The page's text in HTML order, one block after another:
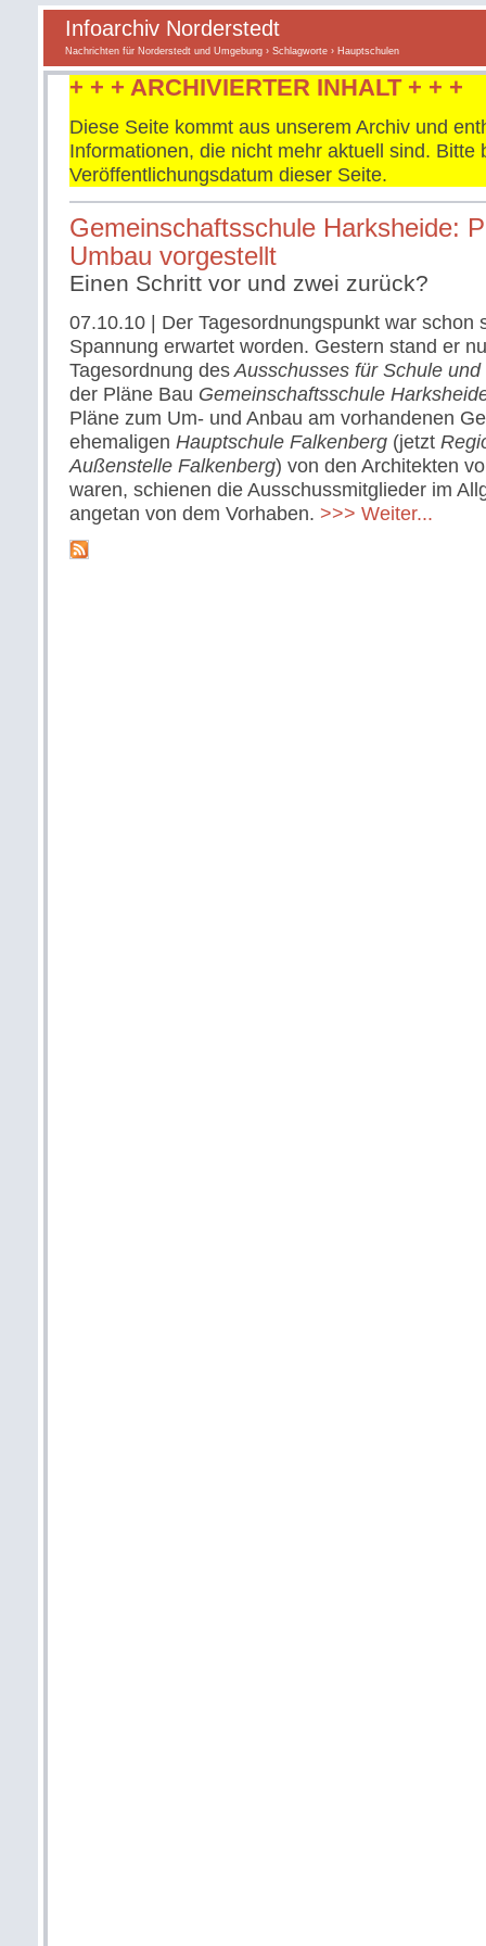
Infoarchiv Norderstedt
Nachrichten für Norderstedt und Umgebung › Schlagworte › Hauptschulen
+ + + ARCHIVIERTER INHALT + + +
Diese Seite kommt aus unserem Archiv und
Informationen, die nicht mehr aktuell sind. Bitte
Veröffentlichungsdatum dieser Seite.
Gemeinschaftsschule Harksheide:
Umbau vorgestellt
Einen Schritt vor und zwei zurück?
07.10.10 | Der Tagesordnungspunkt war schon
Spannung erwartet worden. Gestern stand er
Tagesordnung desAusschusses für Schule und
der Pläne Bau Gemeinschaftsschule
Pläne zum Um- und Anbau am vorhandenen
ehemaligen Hauptschule Falkenberg (jetzt
Außenstelle Falkenberg) von den Architekten
waren, schienen die Ausschussmitglieder im
angetan von dem Vorhaben. >>> Weiter...